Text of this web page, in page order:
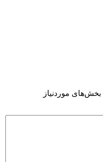
بخش‌های موردنیاز